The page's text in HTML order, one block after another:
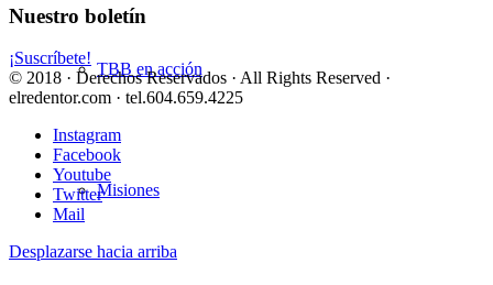
TBB en acción
Misiones
Nuestro boletín
¡Suscríbete!
© 2018 · Derechos Reservados · All Rights Reserved ·
elredentor.com · tel.604.659.4225
Instagram
Facebook
Youtube
Twitter
Mail
Desplazarse hacia arriba